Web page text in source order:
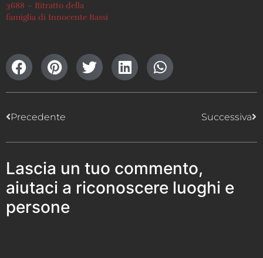
3688 – Ritratto della
famiglia di Innocente Bassi
Precedente Successiva
Lascia un tuo commento,
aiutaci a riconoscere luoghi e
persone